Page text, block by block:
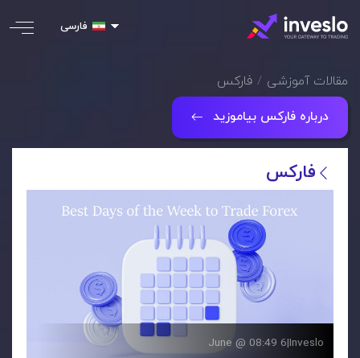
فارسی
مقالات آموزشی فارکس
درباره فارکس بیاموزید
فارکس
Inveslo
|
6 June @ 08:49